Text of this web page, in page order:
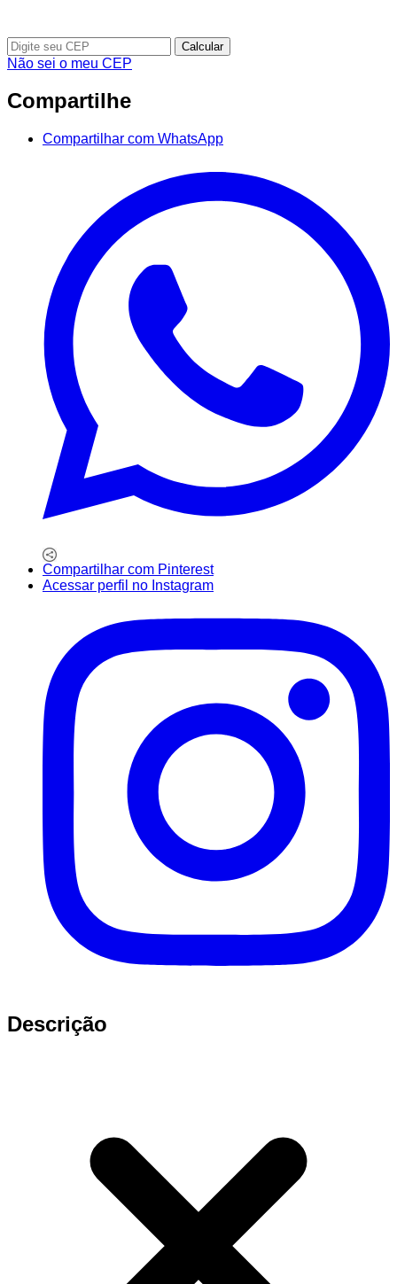
Calcular
Não sei o meu CEP
Compartilhe
Compartilhar com WhatsApp
Compartilhar com Pinterest
Acessar perfil no Instagram
Descrição